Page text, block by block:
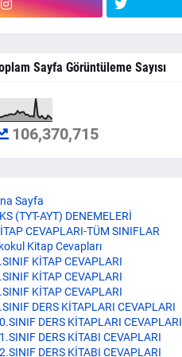
Sayfa Görüntüleme Sayısı
106,370,715
Sayfa
(TYT-AYT) DENEMELERİ
CEVAPLARI-TÜM SINIFLAR
Kitap Cevapları
KİTAP CEVAPLARI
KİTAP CEVAPLARI
KİTAP CEVAPLARI
DERS KİTAPLARI CEVAPLARI
DERS KİTAPLARI CEVAPLARI
DERS KİTABI CEVAPLARI
DERS KİTABI CEVAPLARI